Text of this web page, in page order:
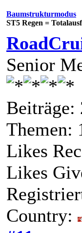
Baumstrukturmodus
ST5 Regen =
Senior
Beiträge:
Themen:
Likes
Likes
Country: